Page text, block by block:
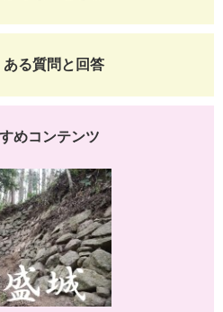
ある質問と回答
めコンテンツ